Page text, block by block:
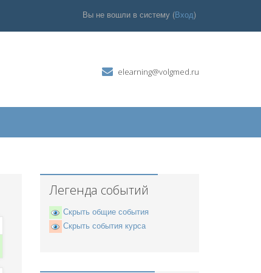
Вы не вошли в систему (Вход)
elearning@volgmed.ru
Легенда событий
Скрыть общие события
Скрыть события курса